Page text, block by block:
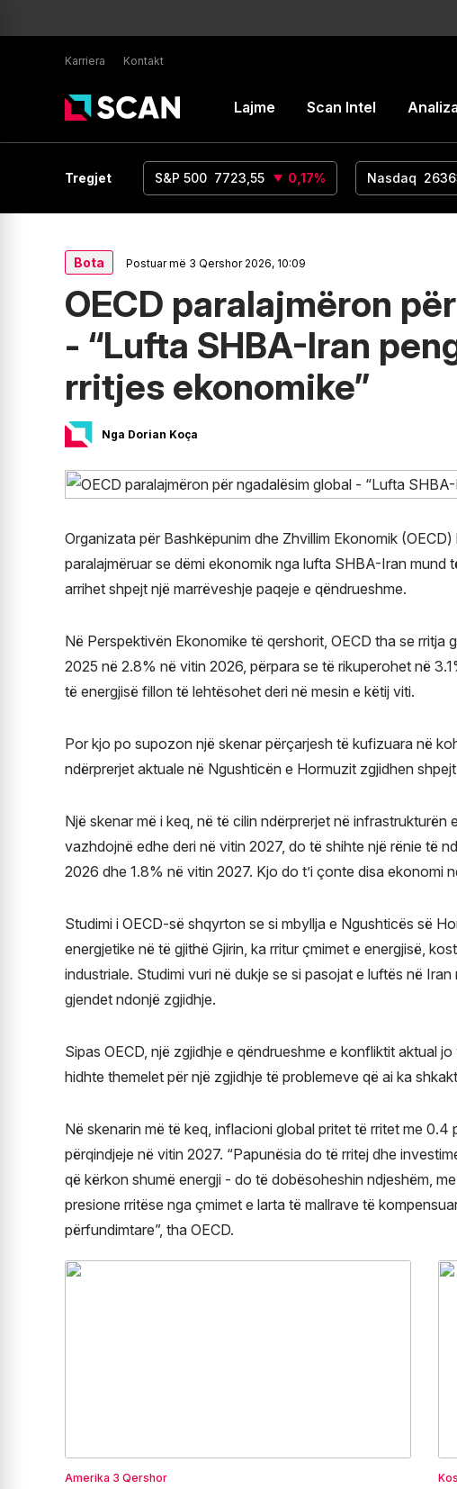
Karriera Kontakt
Lajme Scan Intel Analiza
Tregjet
1,16 0% S&P 500 7723,55 0,17% Nasdaq
Bota Postuar më 3 Qershor 2026, 10:09
OECD paralajmëron
- “Lufta SHBA-Iran
rritjes ekonomike”
Nga Dorian Koça
Organizata për Bashkëpunim dhe Zhvillim Ekonomik
paralajmëruar se dëmi ekonomik nga lufta SHBA-Iran mund
arrihet shpejt një marrëveshje paqeje e qëndrueshme.
Në Perspektivën Ekonomike të qershorit, OECD tha se
2025 në 2.8% në vitin 2026, përpara se të rikuperohet në
të energjisë fillon të lehtësohet deri në mesin e këtij viti.
Por kjo po supozon një skenar përçarjesh të kufizuara në
ndërprerjet aktuale në Ngushticën e Hormuzit zgjidhen
Një skenar më i keq, në të cilin ndërprerjet në
vazhdojnë edhe deri në vitin 2027, do të shihte një rënie të
2026 dhe 1.8% në vitin 2027. Kjo do t’i çonte disa ekonomi
Studimi i OECD-së shqyrton se si mbyllja e Ngushticës së
energjetike në të gjithë Gjirin, ka rritur çmimet e energjisë,
industriale. Studimi vuri në dukje se si pasojat e luftës në
gjendet ndonjë zgjidhje.
Sipas OECD, një zgjidhje e qëndrueshme e konfliktit aktual
hidhte themelet për një zgjidhje të problemeve që ai ka
Në skenarin më të keq, inflacioni global pritet të rritet me 0.4
përqindjeje në vitin 2027. “Papunësia do të rritej dhe
që kërkon shumë energji - do të dobësoheshin ndjeshëm,
presione rritëse nga çmimet e larta të mallrave të
përfundimtare”, tha OECD.
Amerika 3 Qershor